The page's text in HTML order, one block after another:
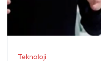
Teknoloji